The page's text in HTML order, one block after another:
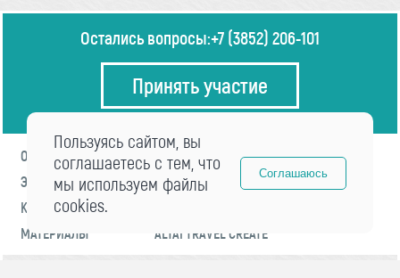
Остались вопросы:+7 (3852) 206-101
Принять участие
О ФОРУМЕ
ПРОГРАММА
ЭКСПЕРТЫ
НОВОСТИ
КОНТАКТЫ
МАТЕРИАЛЫ
ALTAI TRAVEL CREATE
Пользуясь сайтом, вы
соглашаетесь с тем, что
мы используем файлы
cookies.
Соглашаюсь